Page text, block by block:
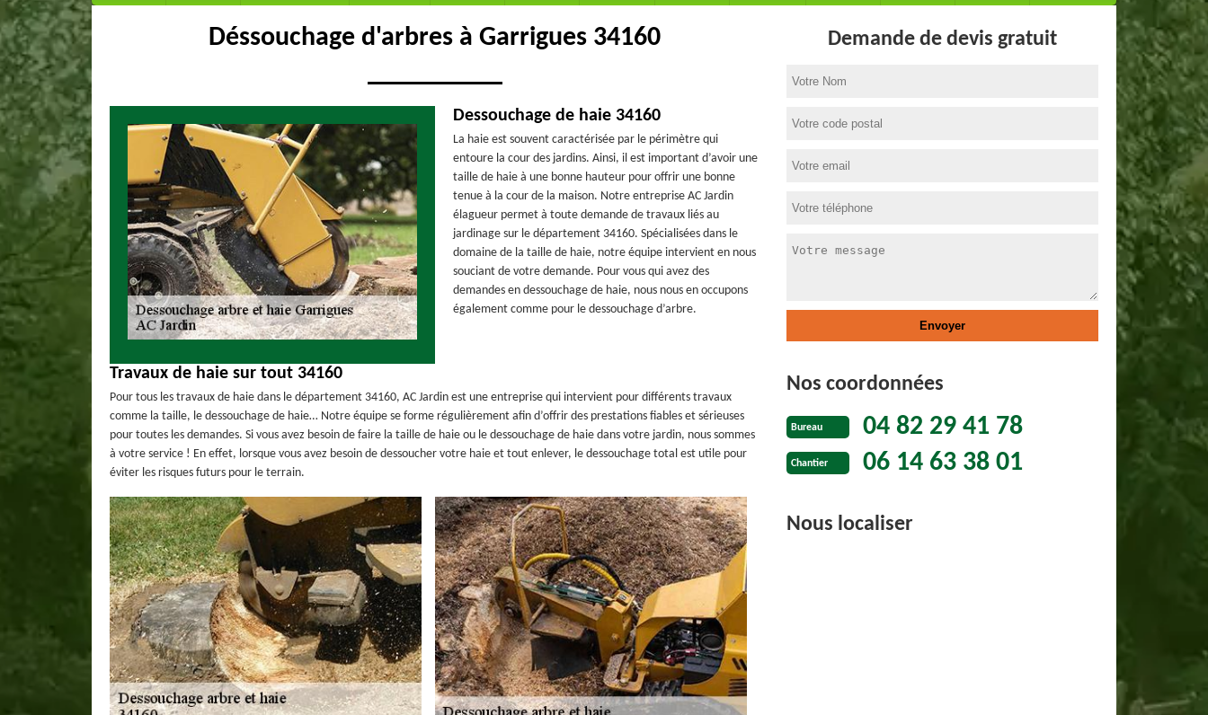
Déssouchage d'arbres à Garrigues 34160
Dessouchage de haie 34160
La haie est souvent caractérisée par le périmètre qui
entoure la cour des jardins. Ainsi, il est important d’avoir une
taille de haie à une bonne hauteur pour offrir une bonne
tenue à la cour de la maison. Notre entreprise AC Jardin
élagueur permet à toute demande de travaux liés au
jardinage sur le département 34160. Spécialisées dans le
domaine de la taille de haie, notre équipe intervient en nous
souciant de votre demande. Pour vous qui avez des
demandes en dessouchage de haie, nous nous en occupons
également comme pour le dessouchage d’arbre.
Travaux de haie sur tout 34160
Pour tous les travaux de haie dans le département 34160, AC Jardin est une entreprise qui intervient pour différents travaux
comme la taille, le dessouchage de haie… Notre équipe se forme régulièrement afin d’offrir des prestations fiables et sérieuses
pour toutes les demandes. Si vous avez besoin de faire la taille de haie ou le dessouchage de haie dans votre jardin, nous sommes
à votre service ! En effet, lorsque vous avez besoin de dessoucher votre haie et tout enlever, le dessouchage total est utile pour
éviter les risques futurs pour le terrain.
Demande de devis gratuit
Nos coordonnées
Bureau 04 82 29 41 78
Chantier 06 14 63 38 01
Nous localiser